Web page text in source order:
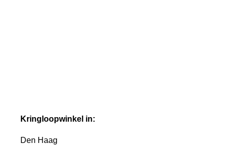
Kringloopwinkel in:
Den Haag